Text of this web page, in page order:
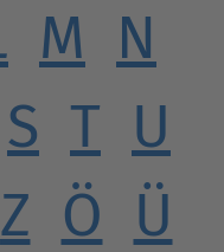
M N
S T U
Z Ö Ü